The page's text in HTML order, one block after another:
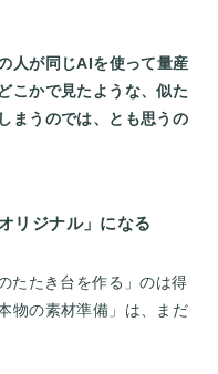
人が同じAIを使って量産
こかで見たような、似た
まうのでは、とも思うの
リジナル」になる
たたき台を作る」のは得
物の素材準備」は、まだ